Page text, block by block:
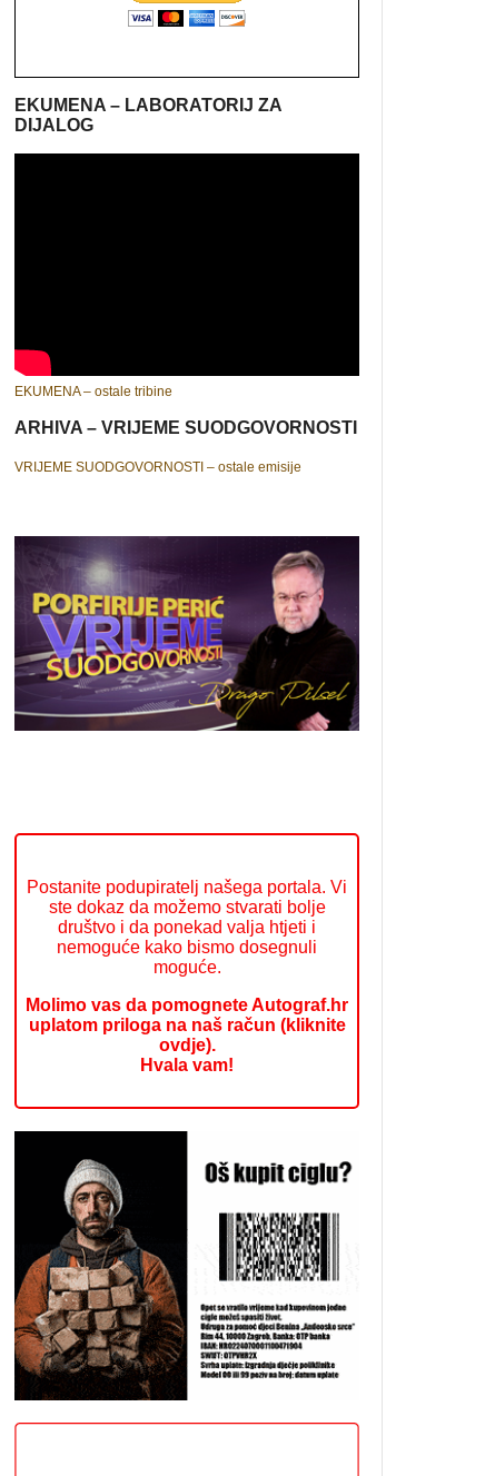
EKUMENA – LABORATORIJ ZA
DIJALOG
EKUMENA – ostale tribine
ARHIVA – VRIJEME SUODGOVORNOSTI
VRIJEME SUODGOVORNOSTI – ostale emisije
Postanite podupiratelj našega portala. Vi
ste dokaz da možemo stvarati bolje
društvo i da ponekad valja htjeti i
nemoguće kako bismo dosegnuli
moguće.
Molimo vas da pomognete Autograf.hr
uplatom priloga na naš račun (kliknite
ovdje).
Hvala vam!